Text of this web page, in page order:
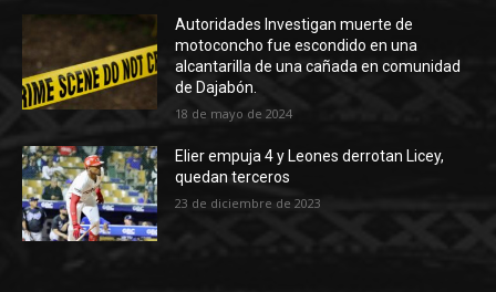
Autoridades Investigan muerte de
motoconcho fue escondido en una
alcantarilla de una cañada en comunidad
de Dajabón.
18 de mayo de 2024
Elier empuja 4 y Leones derrotan Licey,
quedan terceros
23 de diciembre de 2023